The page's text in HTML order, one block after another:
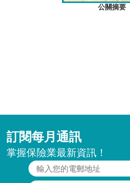
公關摘要
訂閱每月通訊
掌握保險業最新資訊！